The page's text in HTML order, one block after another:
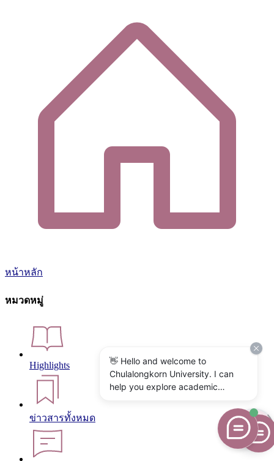
หน้าหลัก
หมวดหมู่
Highlights
ข่าวสารทั้งหมด
👋 Hello and welcome to
Chulalongkorn University. I can
help you explore academic